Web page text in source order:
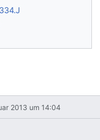
2013 um 14:04